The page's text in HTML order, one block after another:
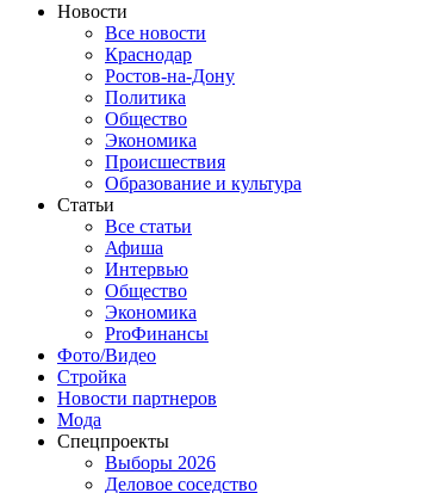
Новости
Все новости
Краснодар
Ростов-на-Дону
Политика
Общество
Экономика
Происшествия
Образование и культура
Статьи
Все статьи
Афиша
Интервью
Общество
Экономика
ProФинансы
Фото/Видео
Стройка
Новости партнеров
Мода
Спецпроекты
Выборы 2026
Деловое соседство